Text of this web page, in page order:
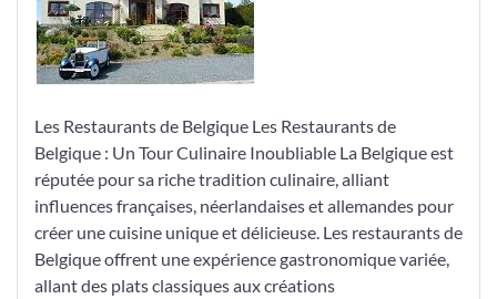
des
Restaurants
de
Les Restaurants de Belgique Les Restaurants de
Belgique : Un Tour Culinaire Inoubliable La Belgique est
réputée pour sa riche tradition culinaire, alliant
influences françaises, néerlandaises et allemandes pour
créer une cuisine unique et délicieuse. Les restaurants de
Belgique offrent une expérience gastronomique variée,
allant des plats classiques aux créations